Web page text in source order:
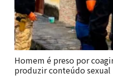
Homem é preso por
produzir conteúdo sexual